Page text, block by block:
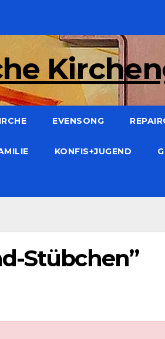
EVENSONG
KONFIS+JUGEND
Stübchen”